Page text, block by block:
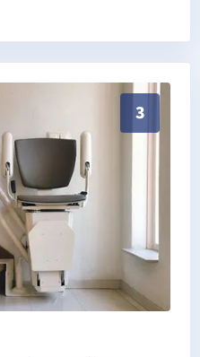
3
durch zertifizierte